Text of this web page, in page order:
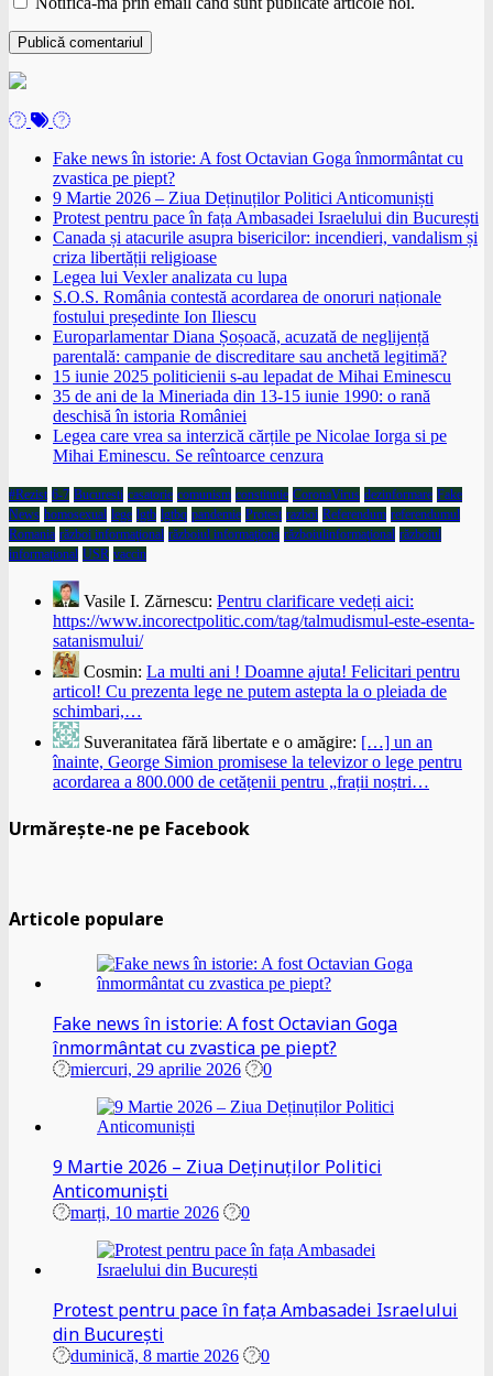
Fake news în istorie: A fost Octavian Goga înmormântat cu
zvastica pe piept?
9 Martie 2026 – Ziua Deținuților Politici Anticomuniști
Protest pentru pace în fața Ambasadei Israelului din București
Canada și atacurile asupra bisericilor: incendieri, vandalism și
criza libertății religioase
Legea lui Vexler analizata cu lupa
S.O.S. România contestă acordarea de onoruri naționale
fostului președinte Ion Iliescu
Europarlamentar Diana Șoșoacă, acuzată de neglijență
parentală: campanie de discreditare sau anchetă legitimă?
15 iunie 2025 politicienii s-au lepadat de Mihai Eminescu
35 de ani de la Mineriada din 13-15 iunie 1990: o rană
deschisă în istoria României
Legea care vrea sa interzică cărțile pe Nicolae Iorga si pe
Mihai Eminescu. Se reîntoarce cenzura
#Rezist 6-7 Bucuresti casatorie comunism constitutie CoronaVirus dezinformare Fake
News homosexual lege lgtb lgtbq pandemie Protest razboi Referendum referendumul
Romania război informaţional războiul informaţiona războiulinformaţional războiul
informaţional USR vaccin
Vasile I. Zărnescu: Pentru clarificare vedeți aici:
https://www.incorectpolitic.com/tag/talmudismul-este-esenta-
satanismului/
Cosmin: La multi ani ! Doamne ajuta! Felicitari pentru
articol! Cu prezenta lege ne putem astepta la o pleiada de
schimbari,…
Suveranitatea fără libertate e o amăgire: […] un an
înainte, George Simion promisese la televizor o lege pentru
acordarea a 800.000 de cetățenii pentru „frații noștri…
Urmărește-ne pe Facebook
Articole populare
Fake news în istorie: A fost Octavian Goga
înmormântat cu zvastica pe piept?
miercuri, 29 aprilie 2026 0
9 Martie 2026 – Ziua Deținuților Politici
Anticomuniști
marți, 10 martie 2026 0
Protest pentru pace în fața Ambasadei Israelului
din București
duminică, 8 martie 2026 0